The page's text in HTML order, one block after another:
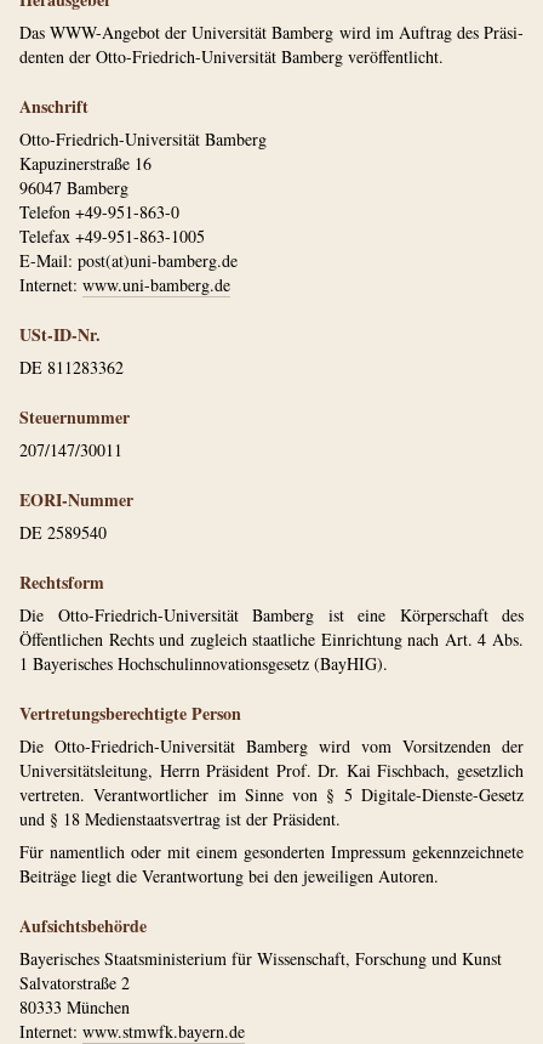
Das WWW-Angebot der Universität Bamberg wird im Auftrag des Prä­si­
denten der Otto-Friedrich-Universität Bamberg ver­öf­fentlicht.
Anschrift
Otto-Friedrich-Universität Bamberg
Kapuzinerstraße 16
96047 Bamberg
Telefon +49-951-863-0
Telefax +49-951-863-1005
E-Mail: post(at)uni-bamberg.de
Internet: www.uni-bamberg.de
USt-ID-Nr.
DE 811283362
Steuernummer
207/147/30011
EORI-Nummer
DE 2589540
Rechtsform
Die Otto-Friedrich-Universität Bamberg ist eine Körperschaft des
Öffentlichen Rechts und zugleich staatliche Einrichtung nach Art. 4 Abs.
1 Bayerisches Hochschulinnovationsgesetz (BayHIG).
Vertretungsberechtigte Person
Die Otto-Friedrich-Universität Bamberg wird vom Vorsitzenden der
Universitätsleitung, Herrn Präsident Prof. Dr. Kai Fischbach, gesetzlich
vertreten. Verantwortlicher im Sinne von § 5 Digitale-Dienste-Gesetz
und § 18 Medienstaatsvertrag ist der Präsident.
Für namentlich oder mit einem gesonderten Impressum gekennzeichnete
Beiträge liegt die Verantwortung bei den jeweiligen Autoren.
Aufsichtsbehörde
Bayerisches Staatsministerium für Wissenschaft, Forschung und Kunst
Salvatorstraße 2
80333 München
Internet: www.stmwfk.bayern.de